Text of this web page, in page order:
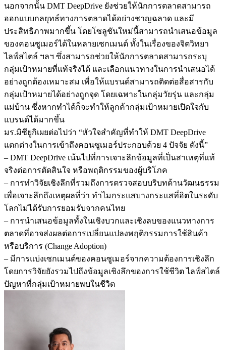
นอกจากนั้น DMT DeepDrive ยังช่วยให้นักการตลาดสามารถ
ออกแบบกลยุทธ์ทางการตลาดได้อย่างชาญฉลาด และมี
ประสิทธิภาพมากขึ้น โดยโซลูชันใหม่นี้สามารถนำเสนอข้อมูล
ของคอนซูเมอร์ได้ในหลายเซกเมนต์ ทั้งในเรื่องของจิตวิทยา
ไลฟ์สไตล์ ฯลฯ ซึ่งสามารถช่วยให้นักการตลาดสามารถระบุ
กลุ่มเป้าหมายที่แท้จริงได้ และเลือกแนวทางในการนำเสนอได้
อย่างถูกต้องเหมาะสม เพื่อให้แบรนด์สามารถติดต่อสื่อสารกับ
กลุ่มเป้าหมายได้อย่างถูกจุด โดยเฉพาะในกลุ่มวัยรุ่น และกลุ่ม
แม่บ้าน ซึ่งหากทำได้ก็จะทำให้ลูกค้ากลุ่มเป้าหมายเปิดใจกับ
แบรนด์ได้มากขึ้น
มร.มิซึยูกิเผยต่อไปว่า “หัวใจสำคัญที่ทำให้ DMT DeepDrive
แตกต่างในการเข้าถึงคอนซูเมอร์ประกอบด้วย 4 ปัจจัย ดังนี้”
– DMT DeepDrive เน้นไปที่การเจาะลึกข้อมูลที่เป็นสาเหตุที่แท้
จริงต่อการตัดสินใจ หรือพฤติกรรมของผู้บริโภค
– การทำวิจัยเชิงลึกที่รวมถึงการตรวจสอบบริบทด้านวัฒนธรรม
เพื่อเจาะลึกถึงเหตุผลที่ว่า ทำไมกระแสบางกระแสที่ฮิตในระดับ
โลกไม่ได้รับการยอมรับจากคนไทย
– การนำเสนอข้อมูลทั้งในเชิงบวกและเชิงลบของแนวทางการ
ตลาดที่อาจส่งผลต่อการเปลี่ยนแปลงพฤติกรรมการใช้สินค้า
หรือบริการ (Change Adoption)
– มีการแบ่งเซกเมนต์ของคอนซูเมอร์จากความต้องการเชิงลึก
โดยการวิจัยยังรวมไปถึงข้อมูลเชิงลึกของการใช้ชีวิต ไลฟ์สไตล์
ปัญหาที่กลุ่มเป้าหมายพบในชีวิต